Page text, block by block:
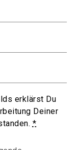
erklärst Du
Deiner
*